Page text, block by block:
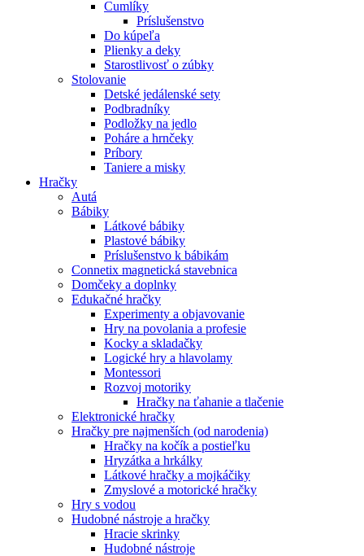
Cumlíky
Príslušenstvo
Do kúpeľa
Plienky a deky
Starostlivosť o zúbky
Stolovanie
Detské jedálenské sety
Podbradníky
Podložky na jedlo
Poháre a hrnčeky
Príbory
Taniere a misky
Hračky
Autá
Bábiky
Látkové bábiky
Plastové bábiky
Príslušenstvo k bábikám
Connetix magnetická stavebnica
Domčeky a doplnky
Edukačné hračky
Experimenty a objavovanie
Hry na povolania a profesie
Kocky a skladačky
Logické hry a hlavolamy
Montessori
Rozvoj motoriky
Hračky na ťahanie a tlačenie
Elektronické hračky
Hračky pre najmenších (od narodenia)
Hračky na kočík a postieľku
Hryzátka a hrkálky
Látkové hračky a mojkáčiky
Zmyslové a motorické hračky
Hry s vodou
Hudobné nástroje a hračky
Hracie skrinky
Hudobné nástroje